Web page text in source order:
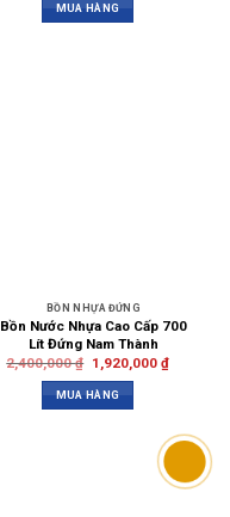
MUA HÀNG
BỒN NHỰA ĐỨNG
Bồn Nước Nhựa Cao Cấp 700
Lít Đứng Nam Thành
2,400,000₫ 1,920,000 ₫
MUA HÀNG